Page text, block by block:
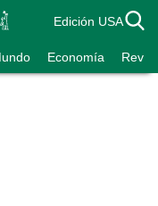
Edición USA
Economía